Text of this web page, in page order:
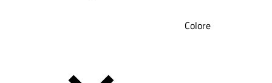
Colore